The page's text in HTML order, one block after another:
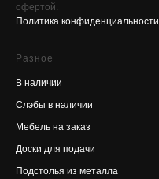
офертой.
Политика конфиденциальности
Разное
В наличии
Слэбы в наличии
Мебель на заказ
Доски для подачи
Подстолья из металла